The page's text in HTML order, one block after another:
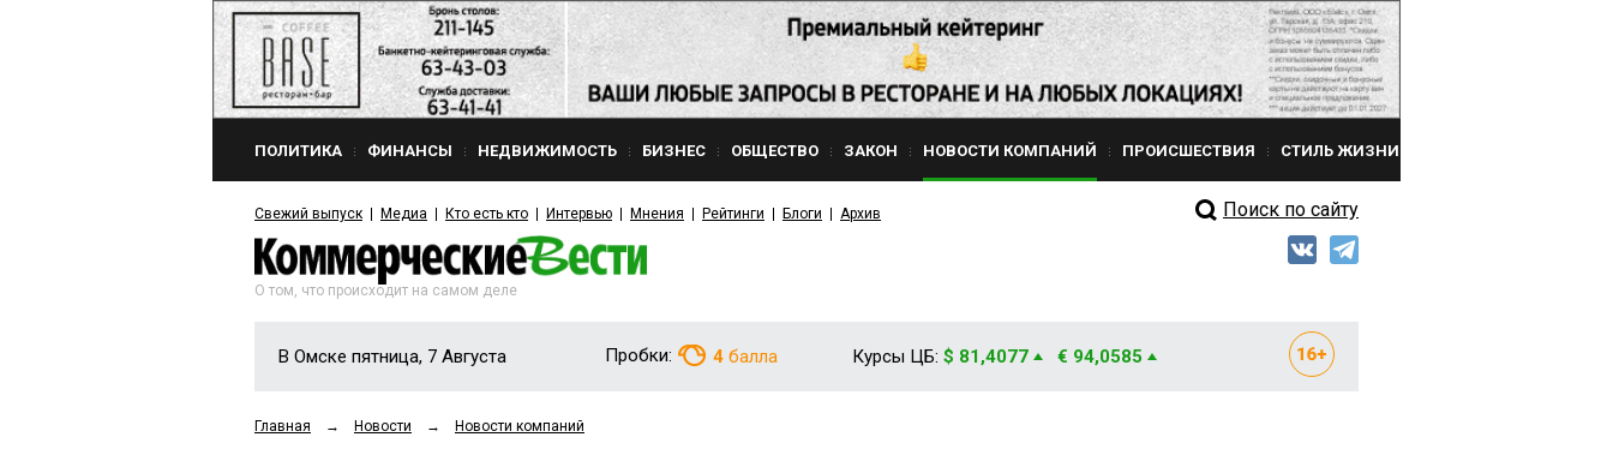
ПОЛИТИКА ФИНАНСЫ НЕДВИЖИМОСТЬ БИЗНЕС ОБЩЕСТВО ЗАКОН НОВОСТИ КОМПАНИЙ ПРОИСШЕСТВИЯ СТИЛЬ ЖИЗНИ
Свежий выпуск Медиа Кто есть кто Интервью Мнения Рейтинги Блоги Архив Поиск по сайту
О том, что происходит на самом деле
В Омске пятница, 7 Августа Пробки: 4 балла Курсы ЦБ: $ 81,4077 € 94,0585
Главная → Новости → Новости компаний